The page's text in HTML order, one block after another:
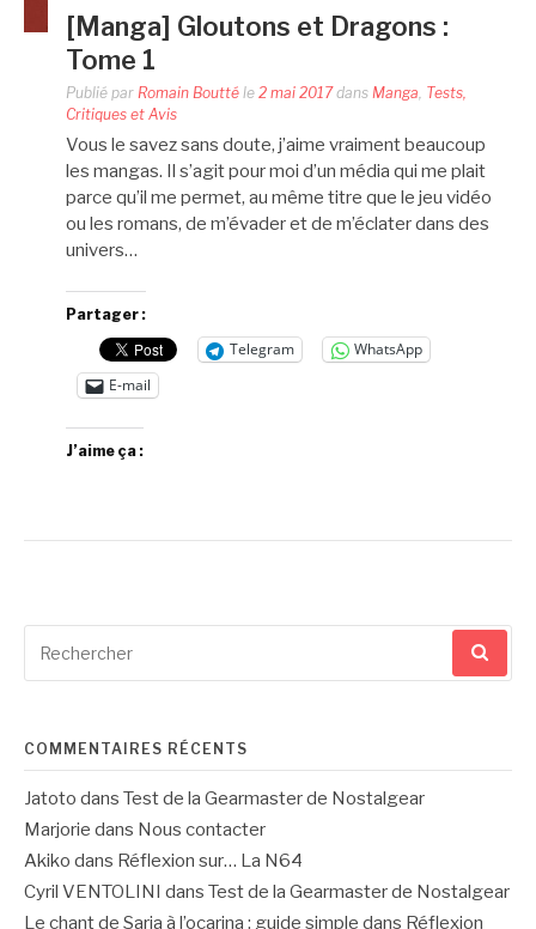
[Manga] Gloutons et Dragons :
Tome 1
Publié par Romain Boutté le 2 mai 2017dans Manga, Tests,
Critiques et Avis
Vous le savez sans doute, j’aime vraiment beaucoup
les mangas. Il s’agit pour moi d’un média qui me plait
parce qu’il me permet, au même titre que le jeu vidéo
ou les romans, de m’évader et de m’éclater dans des
univers…
Partager :
Telegram
WhatsApp
E-mail
J’aime ça :
pour
COMMENTAIRES RÉCENTS
Jatoto dans Test de la Gearmaster de Nostalgear
Marjorie dans Nous contacter
Akiko dans Réflexion sur… La N64
Cyril VENTOLINI dans Test de la Gearmaster de Nostalgear
Le chant de Saria à l’ocarina : guide simple dans Réflexion